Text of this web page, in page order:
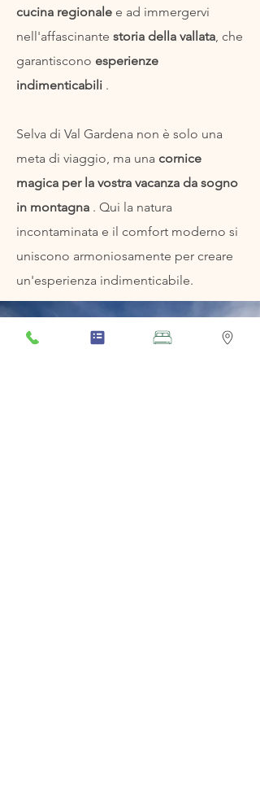
cucina regionale e ad immergervi
nell'affascinante storia della vallata, che
garantiscono esperienze
indimenticabili .
Selva di Val Gardena non è solo una
meta di viaggio, ma una cornice
magica per la vostra vacanza da sogno
in montagna . Qui la natura
incontaminata e il comfort moderno si
uniscono armoniosamente per creare
un'esperienza indimenticabile.
Inverno